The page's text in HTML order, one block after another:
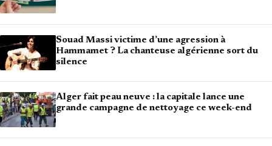
Souad Massi victime d’une agression à
Hammamet ? La chanteuse algérienne sort du
silence
Alger fait peau neuve : la capitale lance une
grande campagne de nettoyage ce week-end